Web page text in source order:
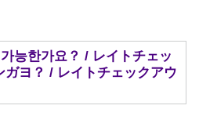
능한가요？ / レイトチェッ
ガヨ？ / レイトチェックアウ